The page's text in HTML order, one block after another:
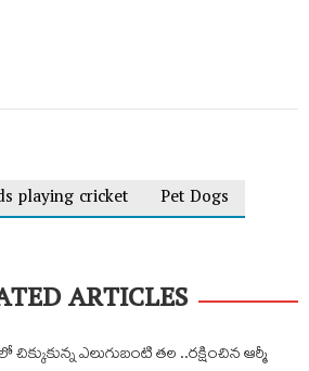
playing cricket
Pet Dogs
ARTICLES
ఎలుగుబంటి తల ..రక్షించిన ఆర్మీ